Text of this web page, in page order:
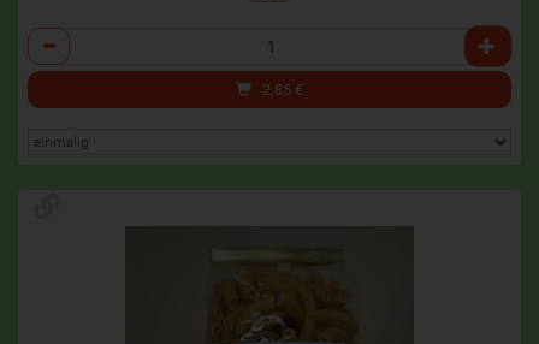
Anzahl
2,85 €